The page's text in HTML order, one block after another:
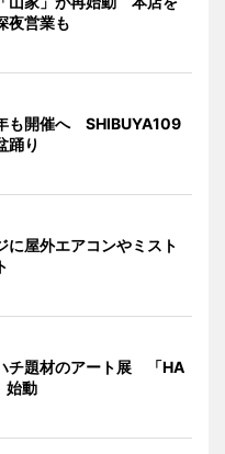
夜営業も
も開催へ SHIBUYA109
踊り
に屋外エアコンやミスト
チ題材のアート展 「HA
始動